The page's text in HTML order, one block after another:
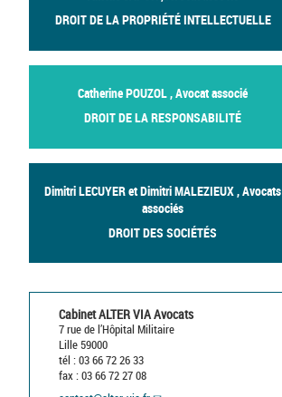
DROIT DE LA PROPRIÉTÉ INTELLECTUELLE
Catherine POUZOL , Avocat associé
DROIT DE LA RESPONSABILITÉ
Dimitri LECUYER et Dimitri MALEZIEUX , Avocats
associés
DROIT DES SOCIÉTÉS
Cabinet ALTER VIA Avocats
7 rue de l’Hôpital Militaire
Lille 59000
tél : 03 66 72 26 33
fax : 03 66 72 27 08